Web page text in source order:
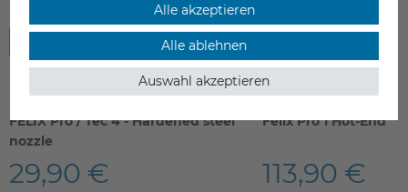
FELIX Pro / Tec 4 - Hardened steel
nozzle
29,90 €
Felix Pro 1 Hot-End
113,90 €
Alle akzeptieren
Alle ablehnen
Auswahl akzeptieren